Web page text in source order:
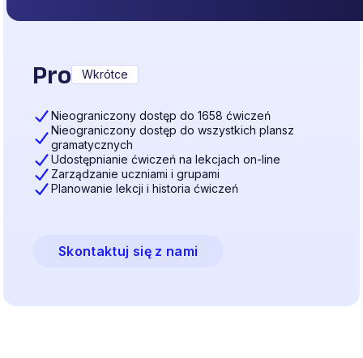
Pro Wkrótce
Nieograniczony dostęp do 1658 ćwiczeń
Nieograniczony dostęp do wszystkich plansz
gramatycznych
Udostępnianie ćwiczeń na lekcjach on-line
Zarządzanie uczniami i grupami
Planowanie lekcji i historia ćwiczeń
Skontaktuj się z nami